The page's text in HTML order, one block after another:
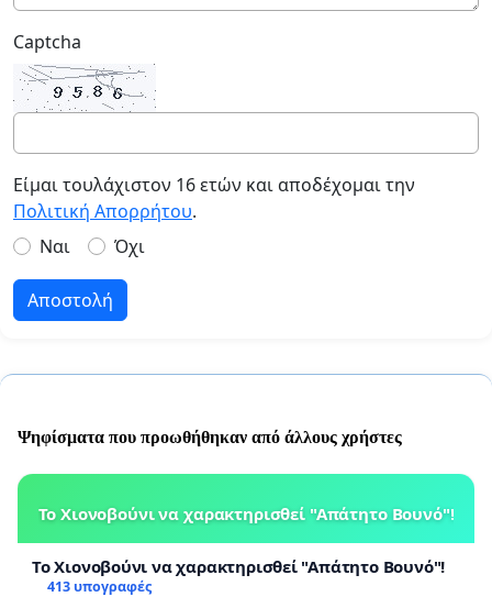
Captcha
Είμαι τουλάχιστον 16 ετών και αποδέχομαι την
Πολιτική Απορρήτου.
Ναι
Όχι
Αποστολή
Ψηφίσματα που προωθήθηκαν από άλλους χρήστες
Το Χιονοβούνι να χαρακτηρισθεί "Απάτητο Βουνό"!
Το Χιονοβούνι να χαρακτηρισθεί "Απάτητο Βουνό"!
413 υπογραφές